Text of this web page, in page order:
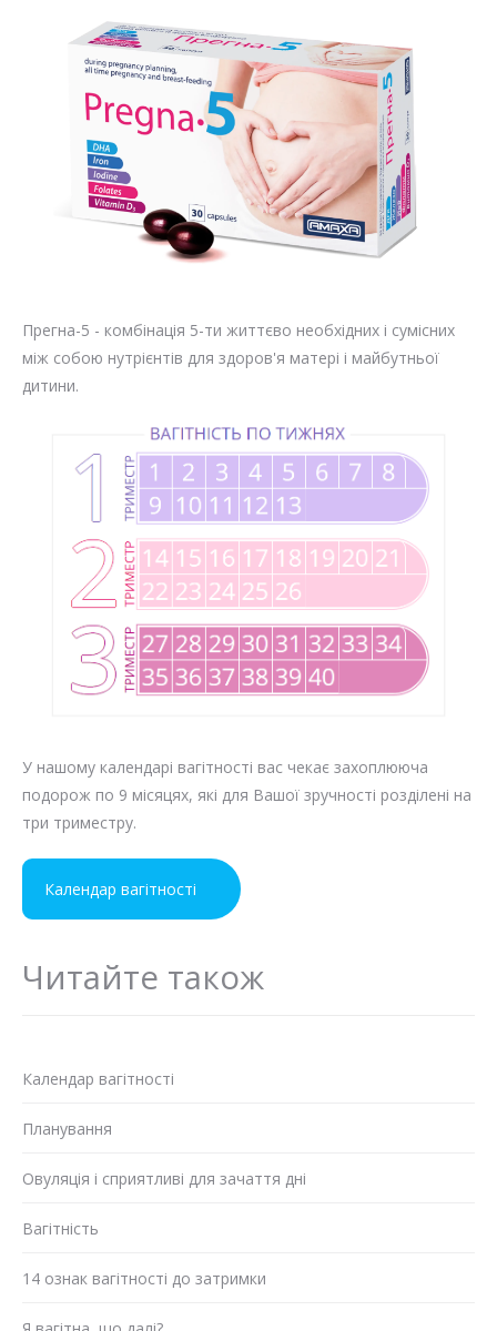
Прегна-5 - комбінація 5-ти життєво необхідних і сумісних
між собою нутрієнтів для здоров'я матері і майбутньої
дитини.
У нашому календарі вагітності вас чекає захоплююча
подорож по 9 місяцях, які для Вашої зручності розділені на
три триместру.
Календар вагітності
Читайте також
Календар вагітності
Планування
Овуляція і сприятливі для зачаття дні
Вагітність
14 ознак вагітності до затримки